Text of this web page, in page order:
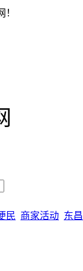
民 商家活动 东